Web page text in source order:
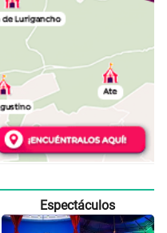
Espectáculos